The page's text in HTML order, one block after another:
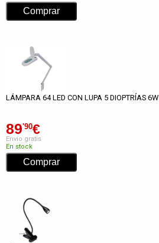
LÁMPARA 64 LED CON LUPA 5 DIOPTRÍAS 6W
89'90€
Envío gratis
En stock